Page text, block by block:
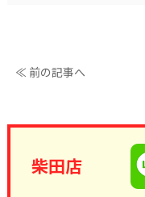
≪ 前の記事へ
柴田店